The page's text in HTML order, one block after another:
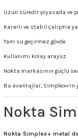
Uzun süredir piyasada ve
Kararlı ve stabil çalışma
Tam su geçirmez gövde
Kullanımı kolay arayüz
Nokta markasının güçlü
Bu avantajlar,
Nokta
Nokta Simplex+ metal